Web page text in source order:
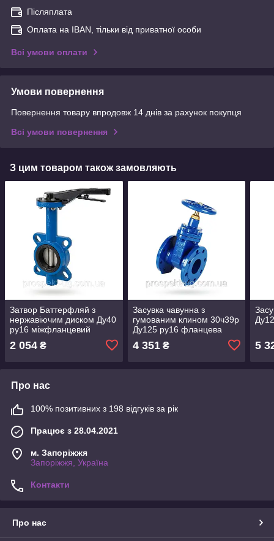
Післяплата
Оплата на IBAN, тільки від приватної особи
Всі умови оплати
Умови повернення
Повернення товару впродовж 14 днів за рахунок покупця
Всі умови повернення
З цим товаром також замовляють
Затвор Баттерфляй з
нержавіючим диском Ду40
ру16 міжфланцевий
2 054 ₴
Засувка чавунна з
гумованим клином 30ч39р
Ду125 ру16 фланцева
4 351₴ 5
Про нас
100% позитивних з 198 відгуків за рік
Працює з 28.04.2021
м. Запоріжжя
Запоріжжя, Україна
Контакти
Про нас